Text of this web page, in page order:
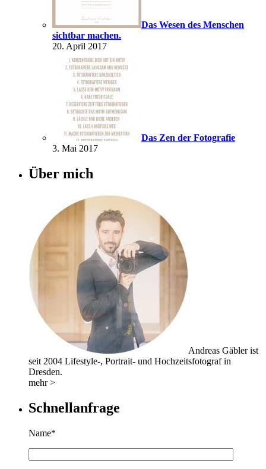
Das Wesen des Menschen
sichtbar machen.
20. April 2017
Das Zen der Fotografie
3. Mai 2017
Über mich
Andreas Gäbler ist
seit 2004 Lifestyle-, Portrait- und Hochzeitsfotograf in
Dresden.
mehr >
Schnellanfrage
Name*